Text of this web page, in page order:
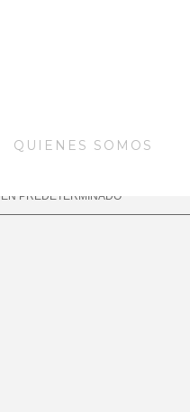
QUIENES SOMOS